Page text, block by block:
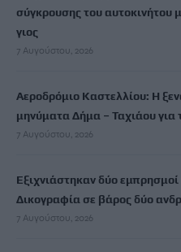
σύγκρουσης του αυτοκινήτου
γιος
7 Αυγούστου, 2026
Αεροδρόμιο Καστελλίου: Η
μηνύματα Δήμα – Ταχιάου για
7 Αυγούστου, 2026
Εξιχνιάστηκαν δύο
Δικογραφία σε βάρος δύο
7 Αυγούστου, 2026